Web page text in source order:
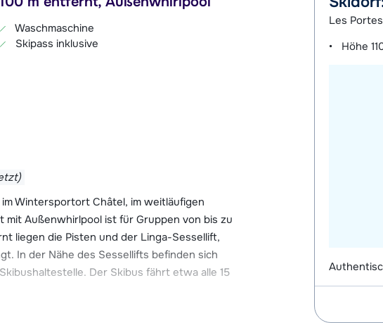
Waschmaschine
Skipass inklusive
Wintersportort Châtel, im weitläufigen
mit Außenwhirlpool ist für Gruppen von bis zu
liegen die Pisten und der Linga-Sessellift,
In der Nähe des Sessellifts befinden sich
Der Skibus fährt etwa alle 15
Les
Höhe